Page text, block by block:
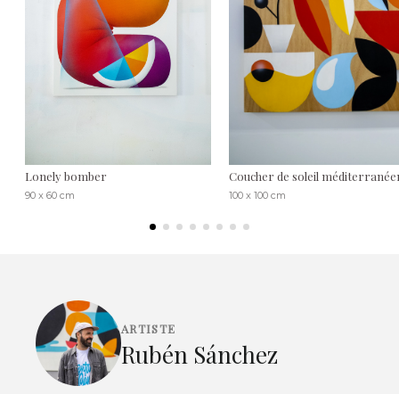
Lonely bomber
90 x 60 cm
Coucher de soleil
100 x 100 cm
ARTISTE
Rubén Sánchez